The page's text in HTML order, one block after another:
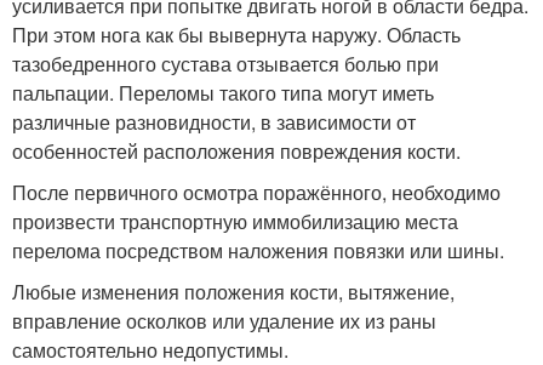
При этом нога как бы вывернута наружу. Область
тазобедренного сустава отзывается болью при
пальпации. Переломы такого типа могут иметь
различные разновидности, в зависимости от
особенностей расположения повреждения кости.
После первичного осмотра поражённого, необходимо
произвести транспортную иммобилизацию места
перелома посредством наложения повязки или шины.
Любые изменения положения кости, вытяжение,
вправление осколков или удаление их из раны
самостоятельно недопустимы.